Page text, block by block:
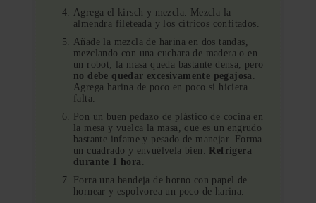
Agrega el kirsch y mezcla. Mezcla la
almendra fileteada y los cítricos confitados.
Añade la mezcla de harina en dos tandas,
mezclando con una cuchara de madera o en
un robot; la masa queda bastante densa, pero
no debe quedar excesivamente pegajosa
Agrega harina de poco en poco si hiciera
falta.
Pon un buen pedazo de plástico de cocina en
la mesa y vuelca la masa, que es un engrudo
bastante infame y pesado de manejar. Forma
un cuadrado y envuélvela bien.
Refrigera
durante 1 hora
Forra una bandeja de horno con papel de
hornear y espolvorea un poco de harina.